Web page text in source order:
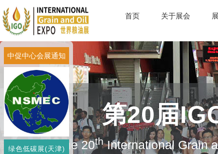
首页 关于展会
第20届
The 20thInternational Grain
中促中心会展通知
绿色低碳展(天津)